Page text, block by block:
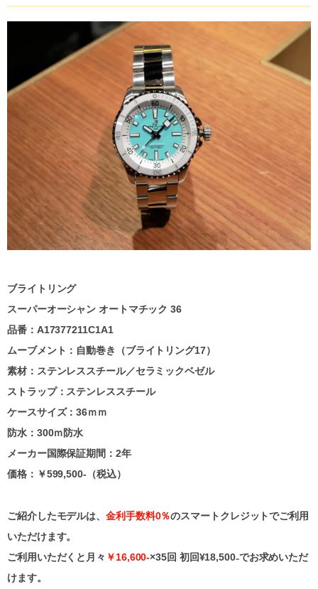
ブライトリング
スーパーオーシャン オートマチック 36
品番： A17377211C1A1
ムーブメント：自動巻き（ブライトリング17）
素材：ステンレススチール／セラミックベゼル
ストラップ：ステンレススチール
ケースサイズ：36ｍｍ
防水：300ｍ防水
メーカー国際保証期間：2年
価格：￥599,500-（税込）
ご紹介したモデルは、 金利手数料0％のスマートクレジットでご利用
いただけます。
ご利用いただくと月々 ￥16,600-×35回 初回¥18,500₋でお求めいただ
けます。